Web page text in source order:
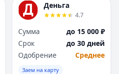
Деньга
4.7
Сумма
до 15 000 ₽
Срок
до 30 дней
Одобрение
Среднее
Заем на карту